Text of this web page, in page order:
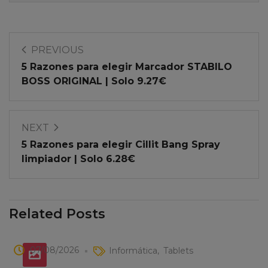
PREVIOUS
5 Razones para elegir Marcador STABILO
BOSS ORIGINAL | Solo 9.27€
NEXT
5 Razones para elegir Cillit Bang Spray
limpiador | Solo 6.28€
Related Posts
07/08/2026 Informática Tablets